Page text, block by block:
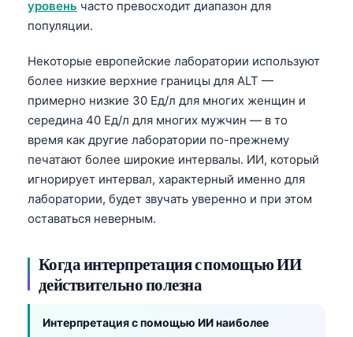
уровень часто превосходит диапазон для
популяции.
Некоторые европейские лаборатории используют
более низкие верхние границы для ALT —
примерно низкие 30 Ед/л для многих женщин и
середина 40 Ед/л для многих мужчин — в то
время как другие лаборатории по-прежнему
печатают более широкие интервалы. ИИ, который
игнорирует интервал, характерный именно для
лаборатории, будет звучать уверенно и при этом
оставаться неверным.
Когда интерпретация с помощью ИИ
действительно полезна
Интерпретация с помощью ИИ наиболее